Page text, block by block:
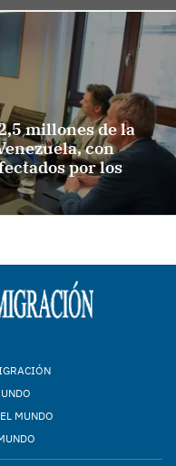
millones de la
con
por los
MUNDO